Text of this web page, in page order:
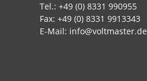
Tel.: +49 (0) 8331 990955
Fax: +49 (0) 8331 9913343
E-Mail: info@voltmaster.de